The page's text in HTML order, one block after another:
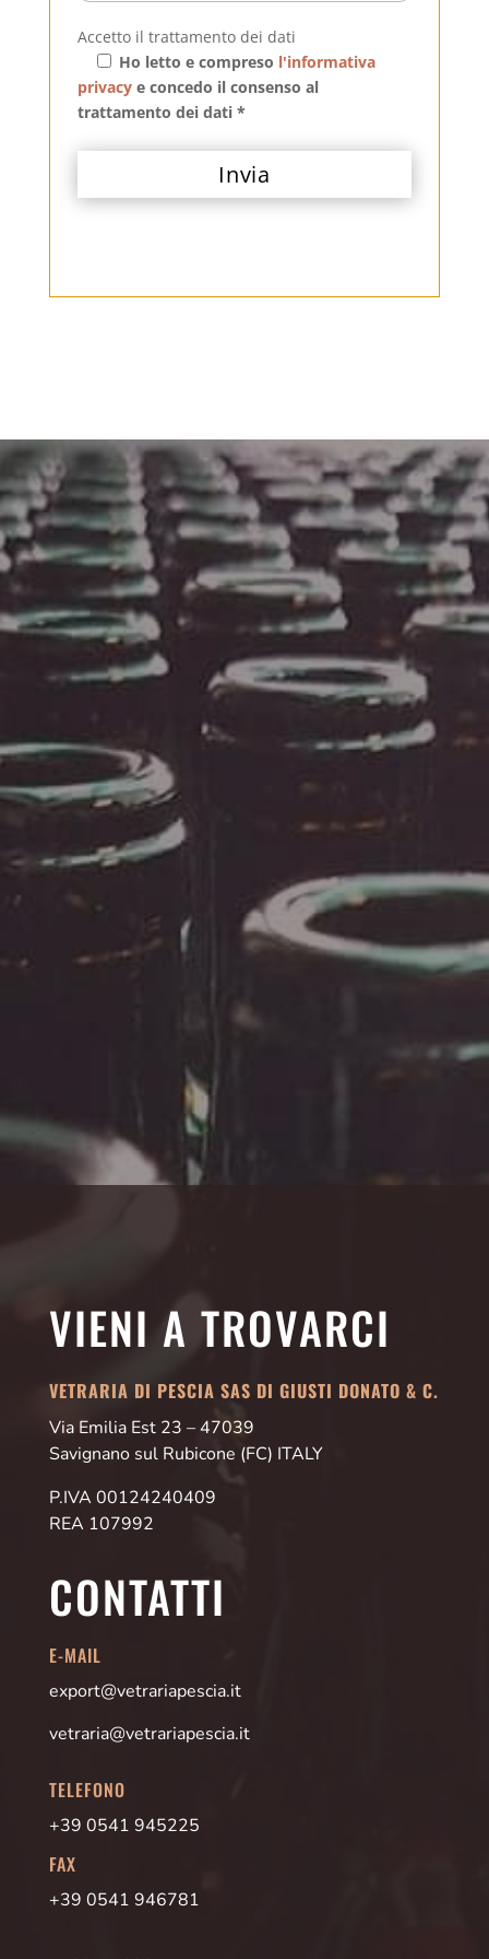
Accetto il trattamento dei dati
Ho letto e compreso l'informativa
privacye concedo il consenso al
trattamento dei dati *
VIENI A TROVARCI
VETRARIA DI PESCIA SAS DI GIUSTI DONATO & C.
Via Emilia Est 23 – 47039
Savignano sul Rubicone (FC) ITALY
P.IVA 00124240409
REA 107992
CONTATTI
E-MAIL
export@vetrariapescia.it
vetraria@vetrariapescia.it
TELEFONO
+39 0541 945225
FAX
+39 0541 946781